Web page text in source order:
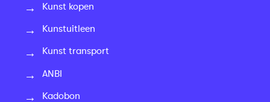
Kunst kopen
Kunstuitleen
Kunst transport
ANBI
Kadobon